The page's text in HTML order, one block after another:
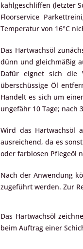
kahlgeschliffen (letzter
Floorservice
Temperatur von 16°C
Das Hartwachsöl
dünn und gleichmäßig
Dafür eignet sich die
überschüssige Öl
Handelt es sich um
ungefähr 10 Tage; nach
Wird das Hartwachsöl
ausreichend, da es
oder farblosen Pflegeöl
Nach der Anwendung
zugeführt werden. Zur
Das Hartwachsöl
beim Auftrag einer